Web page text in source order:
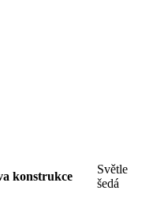
konstrukce
Světle
šedá